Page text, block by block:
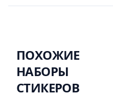
ПОХОЖИЕ
НАБОРЫ
СТИКЕРОВ